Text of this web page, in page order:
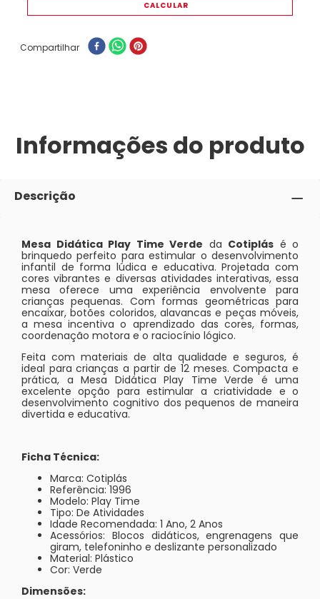
Compartilhar
Informações do produto
Descrição
Mesa Didática Play Time Verde da Cotiplás é o
brinquedo perfeito para estimular o desenvolvimento
infantil de forma lúdica e educativa. Projetada com
cores vibrantes e diversas atividades interativas, essa
mesa oferece uma experiência envolvente para
crianças pequenas. Com formas geométricas para
encaixar, botões coloridos, alavancas e peças móveis,
a mesa incentiva o aprendizado das cores, formas,
coordenação motora e o raciocínio lógico.
Feita com materiais de alta qualidade e seguros, é
ideal para crianças a partir de 12 meses. Compacta e
prática, a Mesa Didática Play Time Verde é uma
excelente opção para estimular a criatividade e o
desenvolvimento cognitivo dos pequenos de maneira
divertida e educativa.
Ficha Técnica:
Marca: Cotiplás
Referência: 1996
Modelo: Play Time
Tipo: De Atividades
Idade Recomendada: 1 Ano, 2 Anos
Acessórios: Blocos didáticos, engrenagens que
giram, telefoninho e deslizante personalizado
Material: Plástico
Cor: Verde
Dimensões: